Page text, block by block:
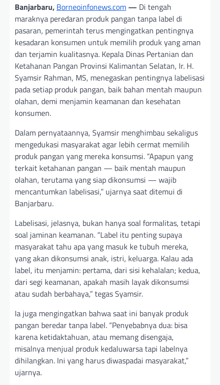
Banjarbaru, Borneoinfonews.com — Di tengah
maraknya peredaran produk pangan tanpa label di
pasaran, pemerintah terus mengingatkan pentingnya
kesadaran konsumen untuk memilih produk yang aman
dan terjamin kualitasnya. Kepala Dinas Pertanian dan
Ketahanan Pangan Provinsi Kalimantan Selatan, Ir. H.
Syamsir Rahman, MS, menegaskan pentingnya labelisasi
pada setiap produk pangan, baik bahan mentah maupun
olahan, demi menjamin keamanan dan kesehatan
konsumen.
Dalam pernyataannya, Syamsir menghimbau sekaligus
mengedukasi masyarakat agar lebih cermat memilih
produk pangan yang mereka konsumsi. “Apapun yang
terkait ketahanan pangan — baik mentah maupun
olahan, terutama yang siap dikonsumsi — wajib
mencantumkan labelisasi,” ujarnya saat ditemui di
Banjarbaru.
Labelisasi, jelasnya, bukan hanya soal formalitas, tetapi
soal jaminan keamanan. “Label itu penting supaya
masyarakat tahu apa yang masuk ke tubuh mereka,
yang akan dikonsumsi anak, istri, keluarga. Kalau ada
label, itu menjamin: pertama, dari sisi kehalalan; kedua,
dari segi keamanan, apakah masih layak dikonsumsi
atau sudah berbahaya,” tegas Syamsir.
Ia juga mengingatkan bahwa saat ini banyak produk
pangan beredar tanpa label. “Penyebabnya dua: bisa
karena ketidaktahuan, atau memang disengaja,
misalnya menjual produk kedaluwarsa tapi labelnya
dihilangkan. Ini yang harus diwaspadai masyarakat,”
ujarnya.